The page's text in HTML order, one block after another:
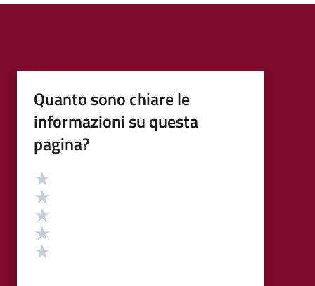
Quanto sono chiare le
informazioni su questa
pagina?
Valutazione